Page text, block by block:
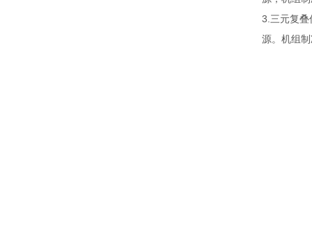
3. 三元复叠
源。机组